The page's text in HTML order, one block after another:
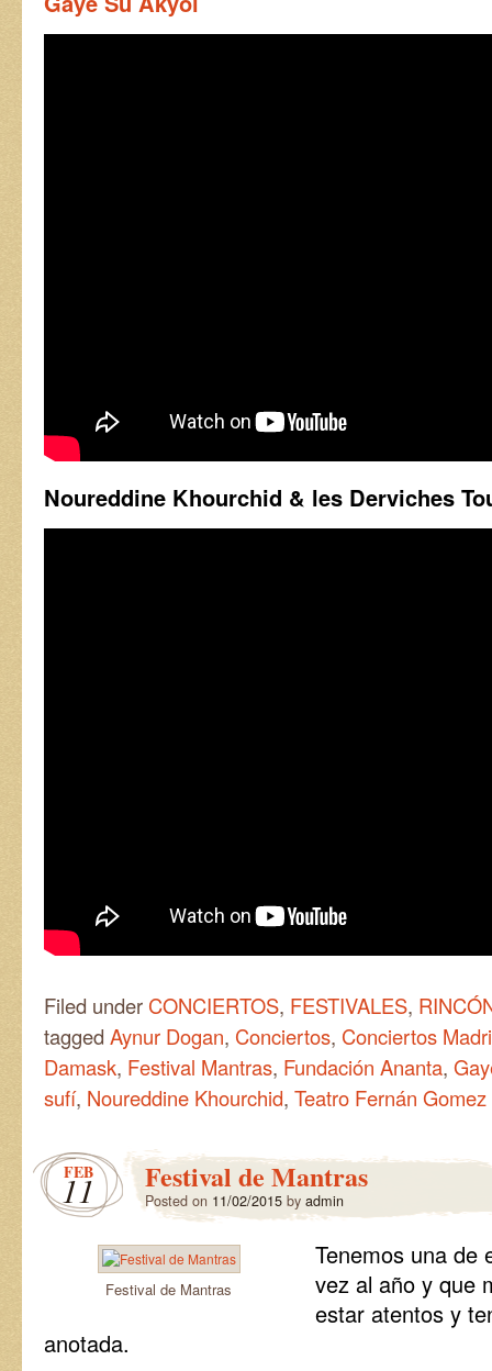
Noureddine Khourchid & les Derviches
Filed under CONCIERTOS, FESTIVALES,
tagged Aynur Dogan, Conciertos, Conciertos
Damask, Festival Mantras, Fundación Ananta,
sufí, Noureddine Khourchid, Teatro Fernán Gomez
FEB
11 Festival de Mantras
Posted on 11/02/2015 by admin
Festival de Mantras
Tenemos una de
vez al año y que
estar atentos y
anotada.